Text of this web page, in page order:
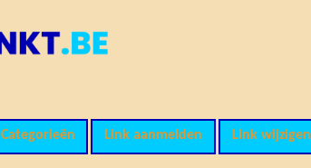
Categorieën Link aanmelden Link wijzigen